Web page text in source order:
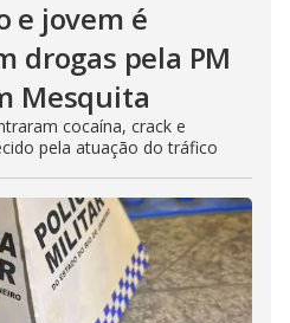
e jovem é
drogas pela PM
Mesquita
cocaína, crack e
pela atuação do tráfico